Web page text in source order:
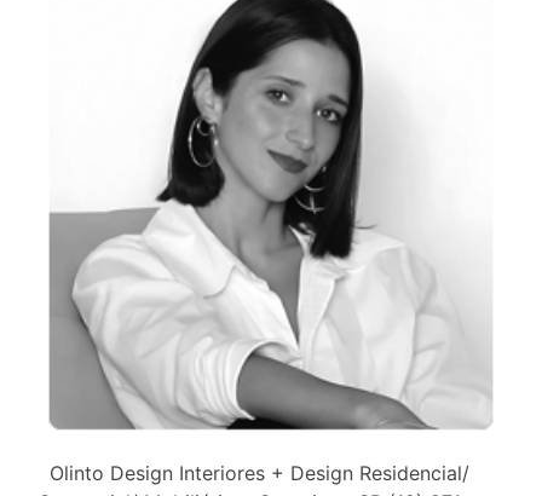
Olinto Design Interiores + Design Residencial/